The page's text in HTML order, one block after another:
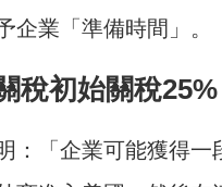
企業「準備時間」。
稅初始關稅
：「企業可能獲得